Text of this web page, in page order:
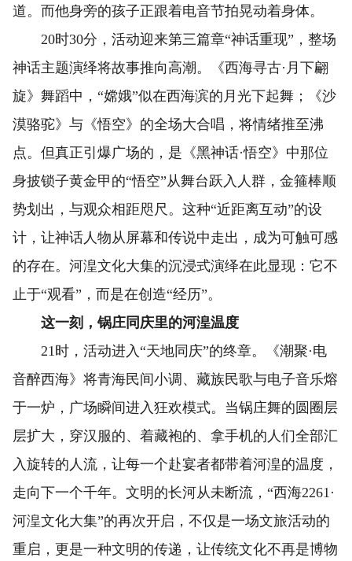
道。而他身旁的孩子正跟着电音节拍晃动着身体。
20时30分，活动迎来第三篇章“神话重现”，整场
神话主题演绎将故事推向高潮。《西海寻古·月下翩
旋》舞蹈中，“嫦娥”似在西海滨的月光下起舞；《沙
漠骆驼》与《悟空》的全场大合唱，将情绪推至沸
点。但真正引爆广场的，是《黑神话·悟空》中那位
身披锁子黄金甲的“悟空”从舞台跃入人群，金箍棒顺
势划出，与观众相距咫尺。这种“近距离互动”的设
计，让神话人物从屏幕和传说中走出，成为可触可感
的存在。河湟文化大集的沉浸式演绎在此显现：它不
止于“观看”，而是在创造“经历”。
这一刻，锅庄同庆里的河湟温度
21时，活动进入“天地同庆”的终章。《潮聚·电
音醉西海》将青海民间小调、藏族民歌与电子音乐熔
于一炉，广场瞬间进入狂欢模式。当锅庄舞的圆圈层
层扩大，穿汉服的、着藏袍的、拿手机的人们全部汇
入旋转的人流，让每一个赴宴者都带着河湟的温度，
走向下一个千年。文明的长河从未断流，“西海2261·
河湟文化大集”的再次开启，不仅是一场文旅活动的
重启，更是一种文明的传递，让传统文化不再是博物